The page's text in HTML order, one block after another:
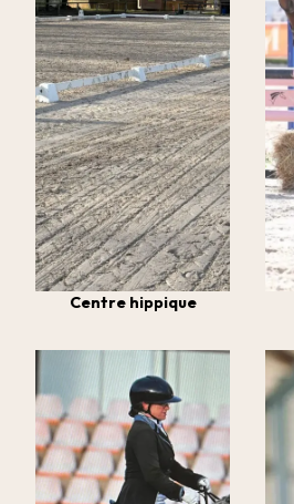
Centre hippique